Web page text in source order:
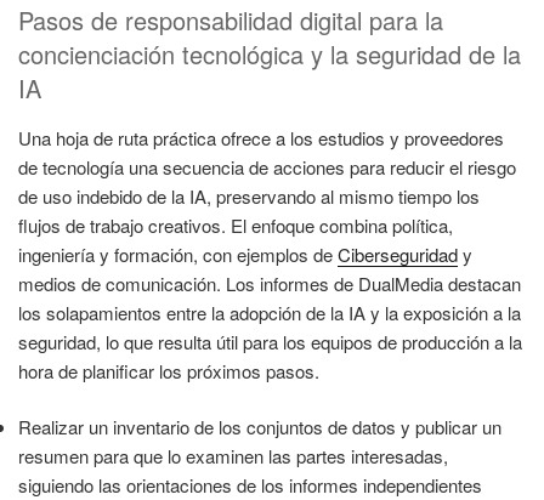
Pasos de responsabilidad digital para la
concienciación tecnológica y la seguridad de la
IA
Una hoja de ruta práctica ofrece a los estudios y proveedores
de tecnología una secuencia de acciones para reducir el riesgo
de uso indebido de la IA, preservando al mismo tiempo los
flujos de trabajo creativos. El enfoque combina política,
ingeniería y formación, con ejemplos deCiberseguridady
medios de comunicación. Los informes de DualMedia destacan
los solapamientos entre la adopción de la IA y la exposición a la
seguridad, lo que resulta útil para los equipos de producción a la
hora de planificar los próximos pasos.
Realizar un inventario de los conjuntos de datos y publicar un
resumen para que lo examinen las partes interesadas,
siguiendo las orientaciones de los informes independientes